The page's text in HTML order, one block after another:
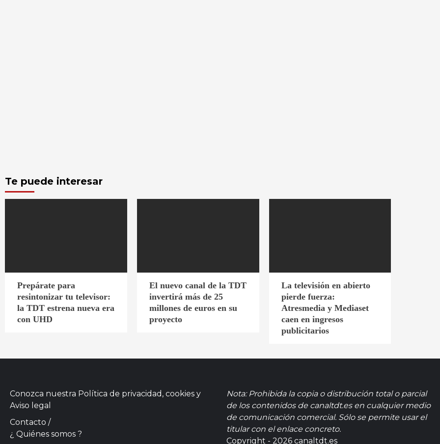
Te puede interesar
Prepárate para
resintonizar tu televisor:
la TDT estrena nueva era
con UHD
El nuevo canal de la TDT
invertirá más de 25
millones de euros en su
proyecto
La televisión en abierto
pierde fuerza:
Atresmedia y Mediaset
caen en ingresos
publicitarios
Conozca nuestra Política de privacidad, cookies y
Aviso legal
Contacto /
¿ Quiénes somos ?
Nota: Prohibida la copia o distribución total o parcial
de los contenidos de canaltdt.es en cualquier medio
de comunicación comercial. Sólo se permite usar el
titular con el enlace concreto.
Copyright - 2026 canaltdt.es